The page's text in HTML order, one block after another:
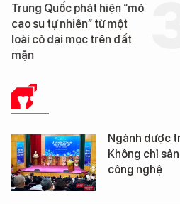
Trung Quốc phát hiện “mỏ
cao su tự nhiên” từ một
loài cỏ dại mọc trên đất
mặn
Y TẾ
Ngành dược
Không chỉ
công nghệ